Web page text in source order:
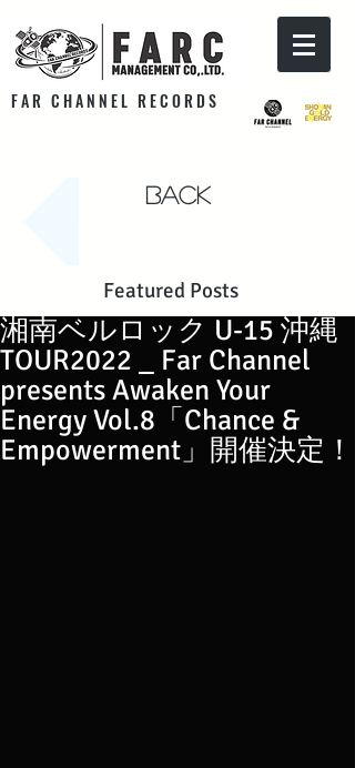
F A R C H A N N E L R E C O R D S
Back
Featured Posts
湘南ベルロック U-15 沖縄
TOUR2022 _ Far Channel
presents Awaken Your
Energy Vol.8「Chance &
Empowerment」開催決定！